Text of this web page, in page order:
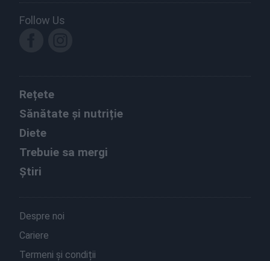
Follow Us
Rețete
Sănătate și nutriție
Diete
Trebuie sa mergi
Știri
Despre noi
Cariere
Termeni și condiții